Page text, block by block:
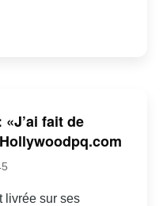
fait de
livrée sur ses